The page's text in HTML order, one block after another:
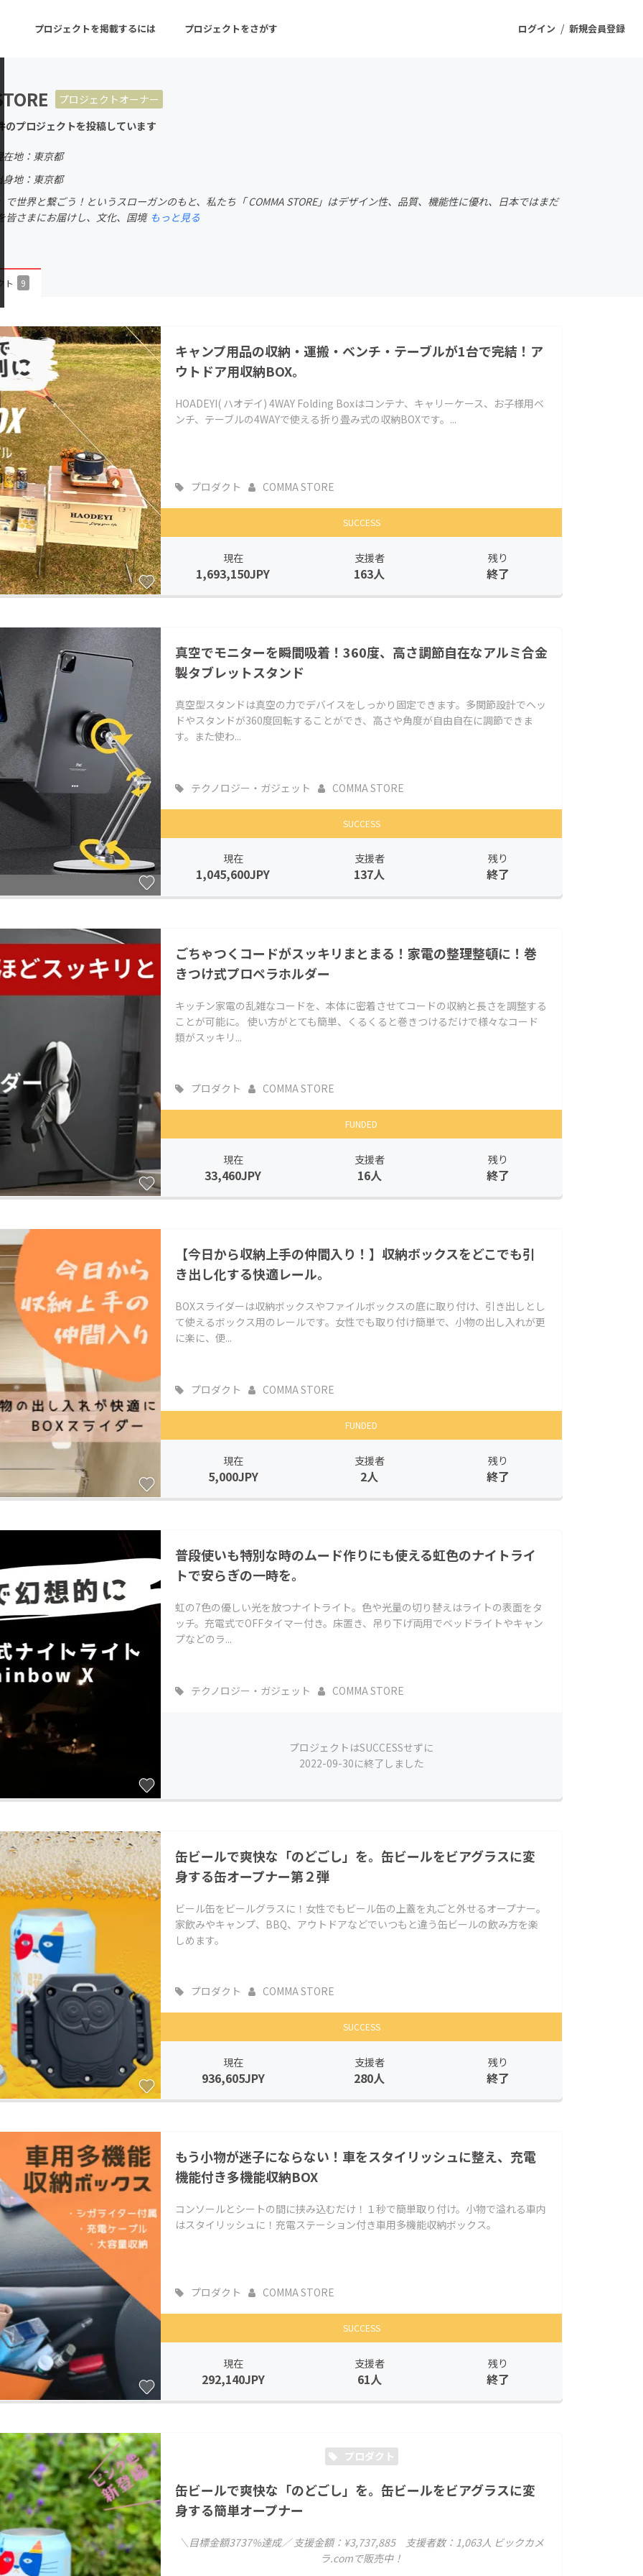
ログイン / 新規会員登録
プロジェクトを掲載するには プロジェクトをさがす
ーン 注目の新着プロジェクト
音楽
ゲーム・サービス開発
フード・飲食店
ファッション
CAMPFIRE for Social Good
CAMPFIRE Creation
CAMPFIREふるさと納税
machi-ya コミュニティ
プロジェクトオーナー
のプロジェクトを投稿しています
在地：東京都
身地：東京都
で世界と繋ごう！というスローガンのもと、私たち「 COMMA STORE」はデザイン性、品質、機能性に優れ、日本ではまだ
皆さまにお届けし、文化、国境 もっと見る
ト 9
キャンプ用品の収納・運搬・ベンチ・テーブルが1台で完結！ア
ウトドア用収納BOX。
HOADEYI( ハオデイ) 4WAY Folding Boxはコンテナ、キャリーケース、お子様用ベ
ンチ、テーブルの4WAYで使える折り畳み式の収納BOXです。...
プロダクト COMMA STORE
SUCCESS
現在
1,693,150JPY
支援者
163人
残り
終了
真空でモニターを瞬間吸着！360度、高さ調節自在なアルミ合金
製タブレットスタンド
真空型スタンドは真空の力でデバイスをしっかり固定できます。多関節設計でヘッ
ドやスタンドが360度回転することができ、高さや角度が自由自在に調節できま
す。また使わ...
テクノロジー・ガジェット COMMA STORE
SUCCESS
現在
1,045,600JPY
支援者
137人
残り
終了
ごちゃつくコードがスッキリまとまる！家電の整理整頓に！巻
きつけ式プロペラホルダー
キッチン家電の乱雑なコードを、本体に密着させてコードの収納と長さを調整する
ことが可能に。 使い方がとても簡単、くるくると巻きつけるだけで様々なコード
類がスッキリ...
プロダクト COMMA STORE
FUNDED
現在
33,460JPY
支援者
16人
残り
終了
【今日から収納上手の仲間入り！】収納ボックスをどこでも引
き出し化する快適レール。
BOXスライダーは収納ボックスやファイルボックスの底に取り付け、引き出しとし
て使えるボックス用のレールです。女性でも取り付け簡単で、小物の出し入れが更
に楽に、便...
プロダクト COMMA STORE
FUNDED
現在
5,000JPY
支援者
2人
残り
終了
普段使いも特別な時のムード作りにも使える虹色のナイトライ
トで安らぎの一時を。
虹の7色の優しい光を放つナイトライト。色や光量の切り替えはライトの表面をタ
ッチ。充電式でOFFタイマー付き。床置き、吊り下げ両用でベッドライトやキャン
プなどのラ...
テクノロジー・ガジェット COMMA STORE
プロジェクトはSUCCESSせずに
2022-09-30に終了しました
缶ビールで爽快な「のどごし」を。缶ビールをビアグラスに変
身する缶オープナー第２弾
ビール缶をビールグラスに！女性でもビール缶の上蓋を丸ごと外せるオープナー。
家飲みやキャンプ、BBQ、アウトドアなどでいつもと違う缶ビールの飲み方を楽
しめます。
プロダクト COMMA STORE
SUCCESS
現在
936,605JPY
支援者
280人
残り
終了
もう小物が迷子にならない！車をスタイリッシュに整え、充電
機能付き多機能収納BOX
コンソールとシートの間に挟み込むだけ！１秒で簡単取り付け。小物で溢れる車内
はスタイリッシュに！充電ステーション付き車用多機能収納ボックス。
プロダクト COMMA STORE
SUCCESS
現在
292,140JPY
支援者
61人
残り
終了
プロダクト
缶ビールで爽快な「のどごし」を。缶ビールをビアグラスに変
身する簡単オープナー
＼目標金額3737%達成／ 支援金額：¥3,737,885 支援者数：1,063人 ビックカメ
ラ.comで販売中！